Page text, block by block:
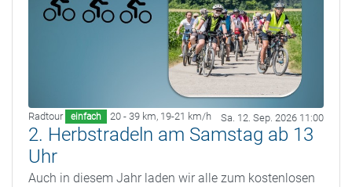
Radtour einfach 20 - 39 km, 19-21 km/h Sa. 12. Sep. 2026 11:00
2. Herbstradeln am Samstag ab 13
Uhr
Auch in diesem Jahr laden wir alle zum kostenlosen